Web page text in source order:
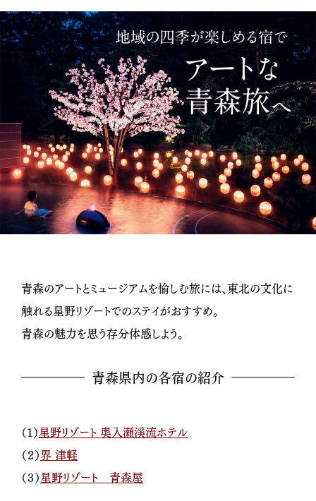
青森のアートとミュージアムを愉しむ旅には、東北の文化に
触れる星野リゾートでのステイがおすすめ。
青森の魅力を思う存分体感しよう。
青森県内の各宿の紹介
（１）星野リゾート 奥入瀬渓流ホテル
（２）界 津軽
（３）星野リゾート 青森屋